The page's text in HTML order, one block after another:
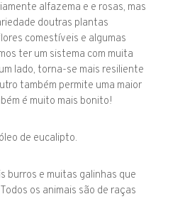
alfazema e e rosas, mas
doutras plantas
comestíveis e algumas
ter um sistema com muita
lado, torna-se mais resiliente
também permite uma maior
é muito mais bonito!
de eucalipto.
burros e muitas galinhas que
os animais são de raças